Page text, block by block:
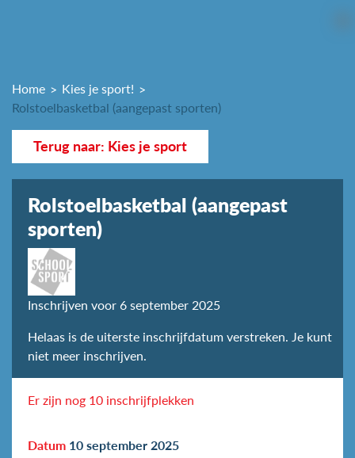
Home
Kies je sport!
Rolstoelbasketbal (aangepast sporten)
Terug naar: Kies je sport
Rolstoelbasketbal (aangepast
sporten)
Inschrijven voor 6 september 2025
Helaas is de uiterste inschrijfdatum verstreken. Je kunt
niet meer inschrijven.
Er zijn nog 10 inschrijfplekken
Datum 10 september 2025